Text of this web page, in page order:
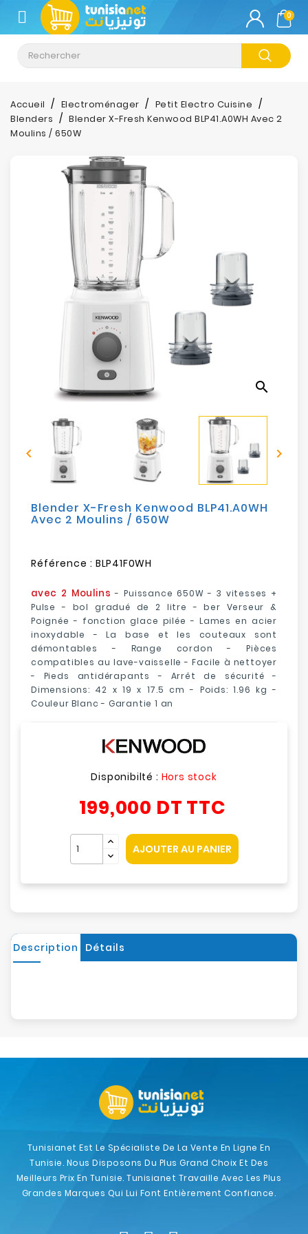
CATÉGORIE
Climatisation
Informatique
Téléphonie
Electroménager
Sécurité
Mobilités
Loisirs
0
Accueil Electroménager
Petit Electro Cuisine
Blenders
Blender X-Fresh Kenwood BLP41.A0WH Avec 2
Moulins / 650W
search
 
Blender X-Fresh Kenwood BLP41.A0WH
Avec 2 Moulins / 650W
Référence : BLP41F0WH
avec 2 Moulins - Puissance 650W - 3 vitesses +
Pulse - bol gradué de 2 litre - ber Verseur &
Poignée - fonction glace pilée - Lames en acier
inoxydable - La base et les couteaux sont
démontables - Range cordon - Pièces
compatibles au lave-vaisselle - Facile à nettoyer
- Pieds antidérapants - Arrêt de sécurité -
Dimensions: 42 x 19 x 17.5 cm - Poids: 1.96 kg -
Couleur Blanc - Garantie 1 an
Disponibilté : Hors stock
199,000 DT TTC
AJOUTER AU PANIER
Description Détails
Tunisianet Est Le Spécialiste De La Vente En Ligne En
Tunisie. Nous Disposons Du Plus Grand Choix Et Des
Meilleurs Prix En Tunisie. Tunisianet Travaille Avec Les Plus
Grandes Marques Qui Lui Font Entièrement Confiance.